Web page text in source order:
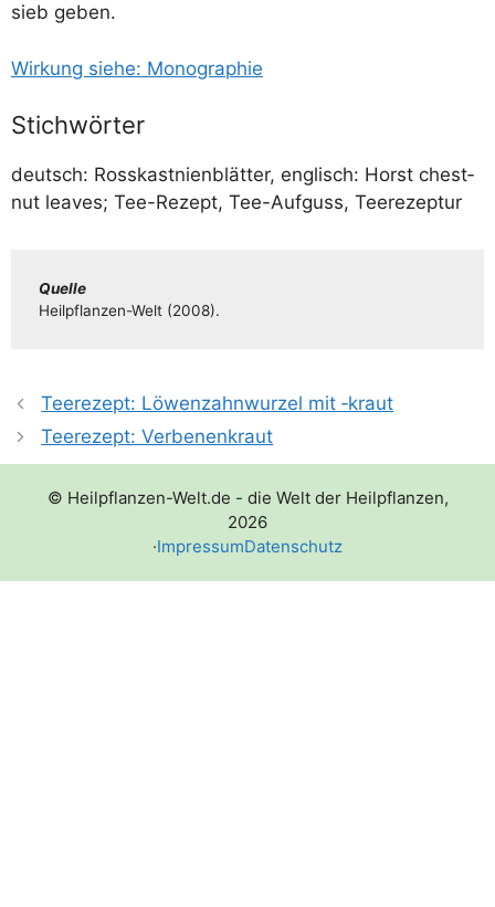
sieb geben.
Wir­kung sie­he: Monographie
Stichwörter
deutsch: Ross­kast­ni­en­blät­ter, eng­lisch: Horst chest­
nut lea­ves; Tee-Rezept, Tee-Auf­guss, Teerezeptur
Quel­le
Heil­pflan­­zen-Welt (2008).
Teerezept: Löwenzahnwurzel mit ‑kraut
Teerezept: Verbenenkraut
© Heilpflanzen-Welt.de - die Welt der Heilpflanzen,
2026
·ImpressumDatenschutz